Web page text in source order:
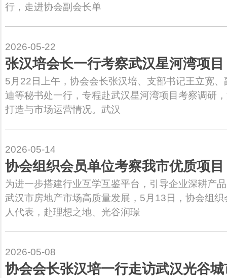
行，走进协会副会长单
2026-05-22
张汉培会长一行考察武汉星河湾项目
5月22日上午，协会会长张汉培、支部书记王立宽
迪等秘书处一行，专程赴武汉星河湾项目考察调研
打造与市场运营情况。武汉
2026-05-14
协会组织会员单位考察我市优质项目
为进一步搭建行业互学互鉴平台，引导企业深耕产
武汉市房地产市场高质量发展，5月13日，协会组
人代表，赴理想之地、光谷润璟
2026-05-08
协会会长张汉培一行走访武汉光谷